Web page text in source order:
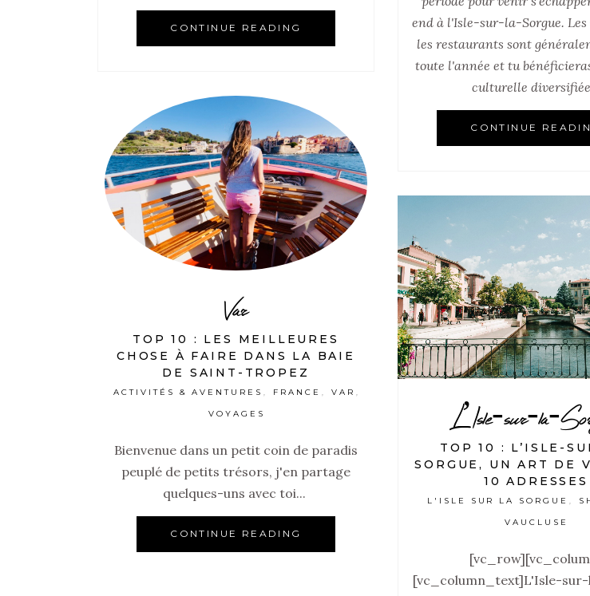
CONTINUE READING
end à l'Isle-sur-la-Sorgue. Les
les restaurants sont
toute l'année et tu
culturelle
CONTINUE
Var
TOP 10 : LES MEILLEURES
CHOSE À FAIRE DANS LA BAIE
DE SAINT-TROPEZ
ACTIVITÉS & AVENTURES , FRANCE , VAR ,
VOYAGES
Bienvenue dans un petit coin de paradis
peuplé de petits trésors, j'en partage
quelques-uns avec toi...
CONTINUE READING
L’Isle-sur-la-
TOP 10 : L’ISLE-
SORGUE, UN ART DE
10 ADRESSES
L'ISLE SUR LA SORGUE
VAUCLUSE
[vc_column_text]L'Isle-sur-